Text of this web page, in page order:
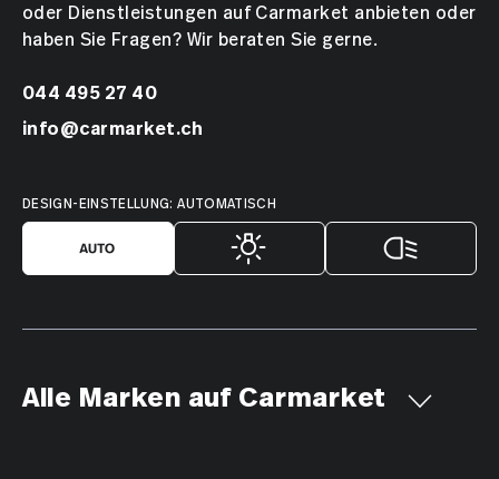
oder Dienstleistungen auf Carmarket anbieten oder
haben Sie Fragen? Wir beraten Sie gerne.
044 495 27 40
info@carmarket.ch
DESIGN-EINSTELLUNG: AUTOMATISCH
Alle Marken auf Carmarket